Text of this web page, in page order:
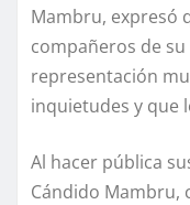
Mambru, expresó
compañeros de
representación
inquietudes y que
Al hacer pública
Cándido Mambru,